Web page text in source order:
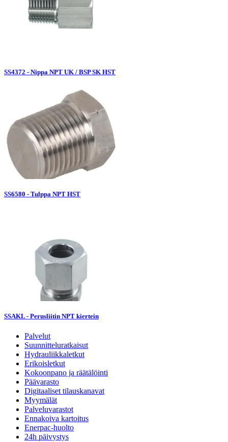
SS4372 - Nippa NPT UK / BSP SK HST
SS6580 - Tulppa NPT HST
SSAKL - Perusliitin NPT kiertein
Palvelut
Suunnitteluratkaisut
Hydrauliikkaletkut
Erikoisletkut
Kokoonpano ja räätälöinti
Päävarasto
Digitaaliset tilauskanavat
Myymälät
Palveluvarastot
Ennakoiva kartoitus
Enerpac-huolto
24h päivystys